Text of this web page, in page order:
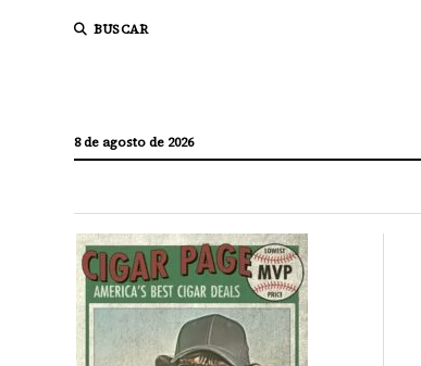
BUSCAR
8 de agosto de 2026